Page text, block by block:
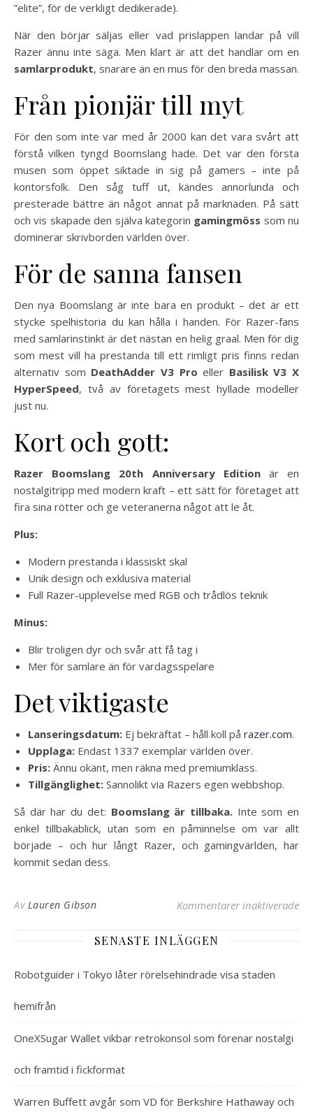
”elite”, för de verkligt dedikerade).
När den börjar säljas eller vad prislappen landar på vill
Razer ännu inte säga. Men klart är att det handlar om en
samlarprodukt, snarare än en mus för den breda massan.
Från pionjär till myt
För den som inte var med år 2000 kan det vara svårt att
förstå vilken tyngd Boomslang hade. Det var den första
musen som öppet siktade in sig på gamers – inte på
kontorsfolk. Den såg tuff ut, kändes annorlunda och
presterade bättre än något annat på marknaden. På sätt
och vis skapade den själva kategorin gamingmöss som nu
dominerar skrivborden världen över.
För de sanna fansen
Den nya Boomslang är inte bara en produkt – det är ett
stycke spelhistoria du kan hålla i handen. För Razer-fans
med samlarinstinkt är det nästan en helig graal. Men för dig
som mest vill ha prestanda till ett rimligt pris finns redan
alternativ som DeathAdder V3 Pro eller Basilisk V3 X
HyperSpeed, två av företagets mest hyllade modeller
just nu.
Kort och gott:
Razer Boomslang 20th Anniversary Editionär en
nostalgitripp med modern kraft – ett sätt för företaget att
fira sina rötter och ge veteranerna något att le åt.
Plus:
Modern prestanda i klassiskt skal
Unik design och exklusiva material
Full Razer-upplevelse med RGB och trådlös teknik
Minus:
Blir troligen dyr och svår att få tag i
Mer för samlare än för vardagsspelare
Det viktigaste
Lanseringsdatum: Ej bekräftat – håll koll på razer.com.
Upplaga: Endast 1337 exemplar världen över.
Pris: Ännu okänt, men räkna med premiumklass.
Tillgänglighet: Sannolikt via Razers egen webbshop.
Så där har du det: Boomslang är tillbaka.Inte som en
enkel tillbakablick, utan som en påminnelse om var allt
började – och hur långt Razer, och gamingvärlden, har
kommit sedan dess.
Av Lauren Gibson Kommentarer inaktiveradeför
SENASTE INLÄGGEN
Robotguider i Tokyo låter rörelsehindrade visa staden
hemifrån
OneXSugar Wallet vikbar retrokonsol som förenar nostalgi
och framtid i fickformat
Warren Buffett avgår som VD för Berkshire Hathaway och